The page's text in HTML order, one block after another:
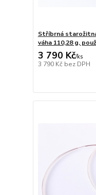
Stříbrná
váha 110,28 g,
3 790 Kč/ks
3 790 Kč bez DPH